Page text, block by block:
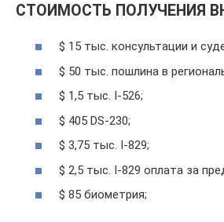
СТОИМОСТЬ ПОЛУЧЕНИЯ
$ 15 тыс. консультации и
$ 50 тыс. пошлина в
$ 1,5 тыс. I-526;
$ 405 DS-230;
$ 3,75 тыс. I-829;
$ 2,5 тыс. I-829 оплата за
$ 85 биометрия;